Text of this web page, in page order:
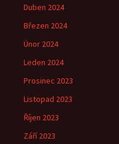
Duben 2024
Březen 2024
Únor 2024
Leden 2024
Prosinec 2023
Listopad 2023
Říjen 2023
Září 2023